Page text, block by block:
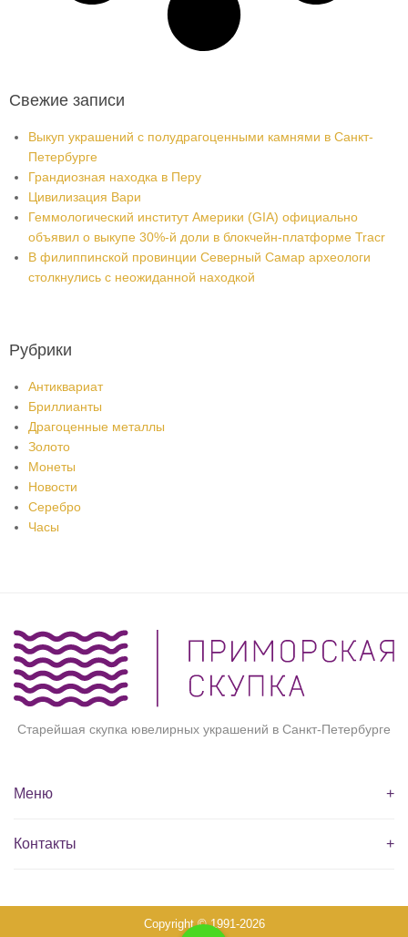
Свежие записи
Выкуп украшений с полудрагоценными камнями в Санкт-
Петербурге
Грандиозная находка в Перу
Цивилизация Вари
Геммологический институт Америки (GIA) официально
объявил о выкупе 30%-й доли в блокчейн-платформе Tracr
В филиппинской провинции Северный Самар археологи
столкнулись с неожиданной находкой
Рубрики
Антиквариат
Бриллианты
Драгоценные металлы
Золото
Монеты
Новости
Серебро
Часы
Старейшая скупка ювелирных украшений в Санкт-Петербурге
Меню +
Контакты +
Copyright © 1991-2026